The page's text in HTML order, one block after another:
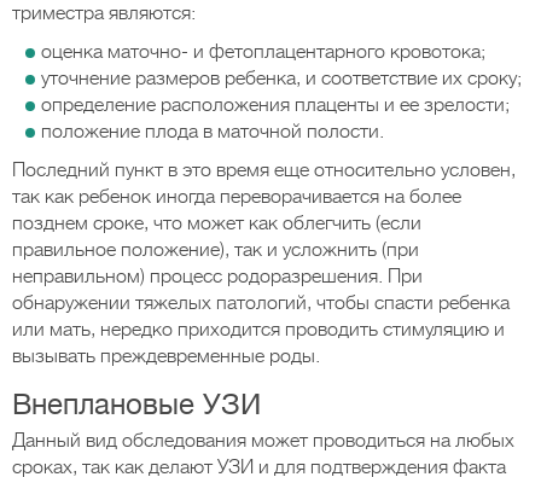
триместра являются:
оценка маточно- и фетоплацентарного кровотока;
уточнение размеров ребенка, и соответствие их сроку;
определение расположения плаценты и ее зрелости;
положение плода в маточной полости.
Последний пункт в это время еще относительно условен,
так как ребенок иногда переворачивается на более
позднем сроке, что может как облегчить (если
правильное положение), так и усложнить (при
неправильном) процесс родоразрешения. При
обнаружении тяжелых патологий, чтобы спасти ребенка
или мать, нередко приходится проводить стимуляцию и
вызывать преждевременные роды.
Внеплановые УЗИ
Данный вид обследования может проводиться на любых
сроках, так как делают УЗИ и для подтверждения факта